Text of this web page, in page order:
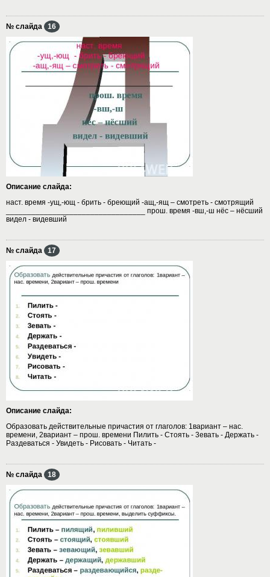
№ слайда 16
Описание слайда:
наст. время -ущ,-ющ - брить - бреющий -ащ,-ящ – смотреть - смотрящий
_________________________________ прош. время -вш,-ш нёс – нёсший
видел - видевший
№ слайда 17
Описание слайда:
Образовать действительные причастия от глаголов: 1вариант – нас.
времени, 2вариант – прош. времени Пилить - Стоять - 3евать - Держать -
Раздеваться - Увидеть - Рисовать - Читать -
№ слайда 18